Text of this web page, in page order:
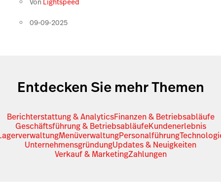
Von Lightspeed
09-09-2025
Entdecken Sie mehr Themen
Berichterstattung & AnalyticsFinanzen & Betriebsabläufe
Geschäftsführung & BetriebsabläufeKundenerlebnis
MenüverwaltungPersonalführung
UnternehmensgründungUpdates & Neuigkeiten
Verkauf & MarketingZahlungen